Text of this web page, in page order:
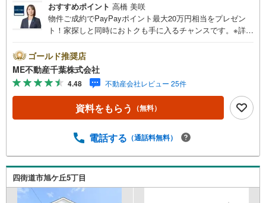
おすすめポイント 高橋 美咲
物件ご成約でPayPayポイント最大20万円相当をプレゼン
ト！家探しと同時におトクも手に入るチャンスです。※詳し
送迎無料！頭金なし・銀行比較＆相談可！ テレビで紹介さ
れた『やどかリッチ』使えます！豊かに過ごすには『イン
テリア』家具や家電と『エクステリア』カーポートや楽し
める庭、この充実度で変わってきます。これらを一括で購
入でき、その代金を住宅ローンに組み込むことが可能なサ
ービス、それがやどかリッチです。 頭金0円でもOK！（諸
の？疾病ってなに？ローン組めるかな？」わからないこと
ーンの組み方、知らないと損する税金のこと等トータルで
サポート致します！
ゴールド推奨店
ME不動産千葉株式会社
4.48 不動産会社レビュー 25件
資料をもらう （無料）
電話する （通話料無料）
四街道市旭ケ丘5丁目